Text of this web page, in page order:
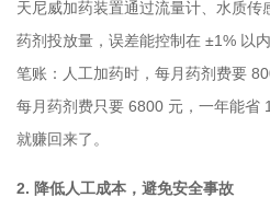
天尼威加药装置通过流量计、水质
药剂投放量，误差能控制在 ±1% 以
笔账：人工加药时，每月药剂费要
每月药剂费只要 6800 元，一年能省
就赚回来了。
2. 降低人工成本，避免安全事故